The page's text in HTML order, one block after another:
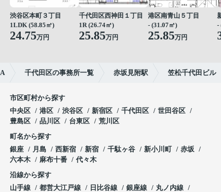
渋谷区本町３丁目
1LDK (58.85㎡)
24.75万円
千代田区西神田１丁目
1R (26.74㎡)
25.85万円
港区南青山５丁目
- (31.07㎡)
25.85万円
-
千代田区の事務所一覧 赤坂見附駅 笠松千代田ビル
市区町村から探す
中央区
港区 渋谷区 新宿区 千代田区
世田谷区
豊島区
品川区 台東区 荒川区
町名から探す
銀座
月島 西新宿 新宿 千駄ヶ谷 新小川町
赤坂
六本木
麻布十番 代々木
沿線から探す
山手線
都営大江戸線 日比谷線 銀座線
丸ノ内線